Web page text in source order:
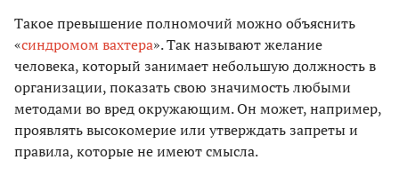
Такое превышение полномочий можно объяснить
«синдромом вахтера». Так называют желание
человека, который занимает небольшую должность в
организации, показать свою значимость любыми
методами во вред окружающим. Он может, например,
проявлять высокомерие или утверждать запреты и
правила, которые не имеют смысла.